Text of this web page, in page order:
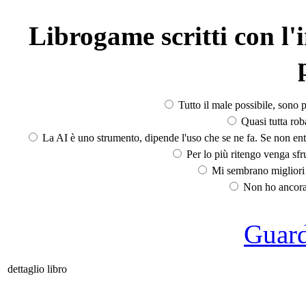
Librogame scritti con
Tutto il male possibile, sono
Quasi tutta
La AI è uno strumento, dipende l'uso che se ne fa. Se non
Per lo più ritengo venga
Mi sembrano
Non ho
dettaglio libro